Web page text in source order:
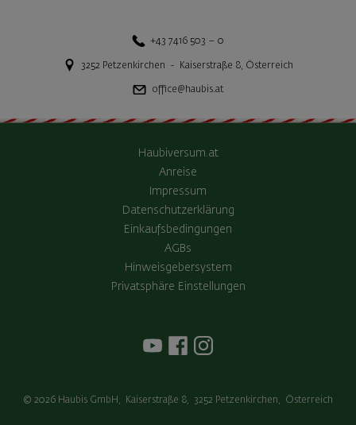
+43 7416 503 – 0
3252 Petzenkirchen - Kaiserstraße 8, Österreich
office@haubis.at
Haubiversum.at
Anreise
Impressum
Datenschutzerklärung
Einkaufsbedingungen
AGBs
Hinweisgebersystem
Privatsphäre Einstellungen
© 2026 Haubis GmbH , Kaiserstraße 8, 3252 Petzenkirchen, Österreich